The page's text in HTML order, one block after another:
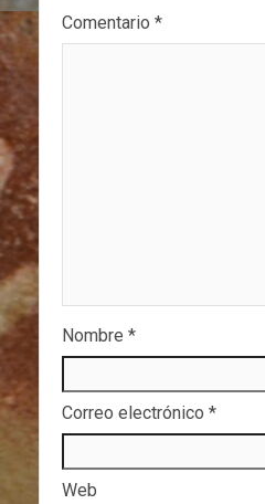
Comentario *
Nombre *
Correo electrónico *
Web